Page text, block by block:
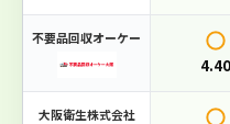
許可業者に安心して任せ
大阪市の一般廃棄物収集
行政のルールに則った適
配がありません。
不要品回収オーケー
4.40
大阪衛生株式会社